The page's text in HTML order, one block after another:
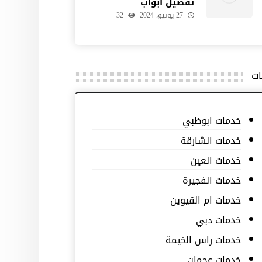
27 يونيو، 2024 32
خدمات ابوظبي
خدمات الشارقة
خدمات العين
خدمات الفجيرة
خدمات ام القيوين
خدمات دبي
خدمات راس الخيمة